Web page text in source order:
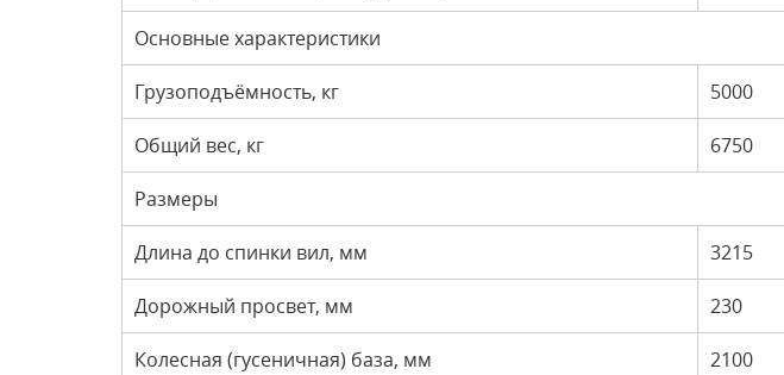
Основные характеристики
Грузоподъёмность, кг 5000
Общий вес, кг 6750
Размеры
Длина до спинки вил, мм 3215
Дорожный просвет, мм 230
Колесная (гусеничная) база, мм 2100